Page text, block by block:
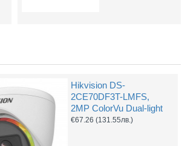
Hikvision DS-
2CE70DF3T-LMFS,
2MP ColorVu Dual-light
€67.26(131.55лв.)